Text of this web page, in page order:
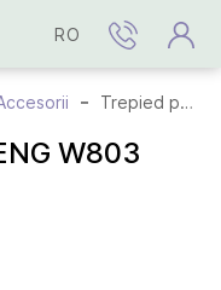
RO
Trepied portabi WEIFENG W803
W803